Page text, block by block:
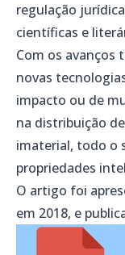
regulação
científicas e
Com os avanços
novas
impacto ou de
na distribuição
imaterial, todo o
propriedades
O artigo foi
em 2018, e